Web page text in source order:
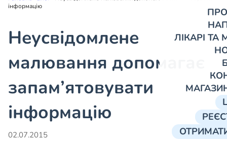
ЛІКАРІ
інформацію
Неусвідомлене
малювання допомагає
запам’ятовувати
інформацію
02.07.2015